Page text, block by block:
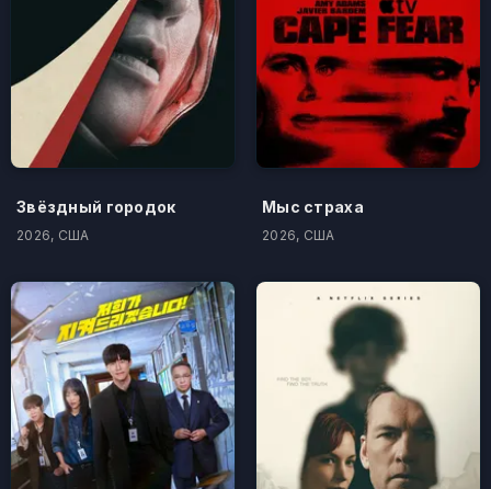
Звёздный городок
2026, США
Мыс страха
2026, США